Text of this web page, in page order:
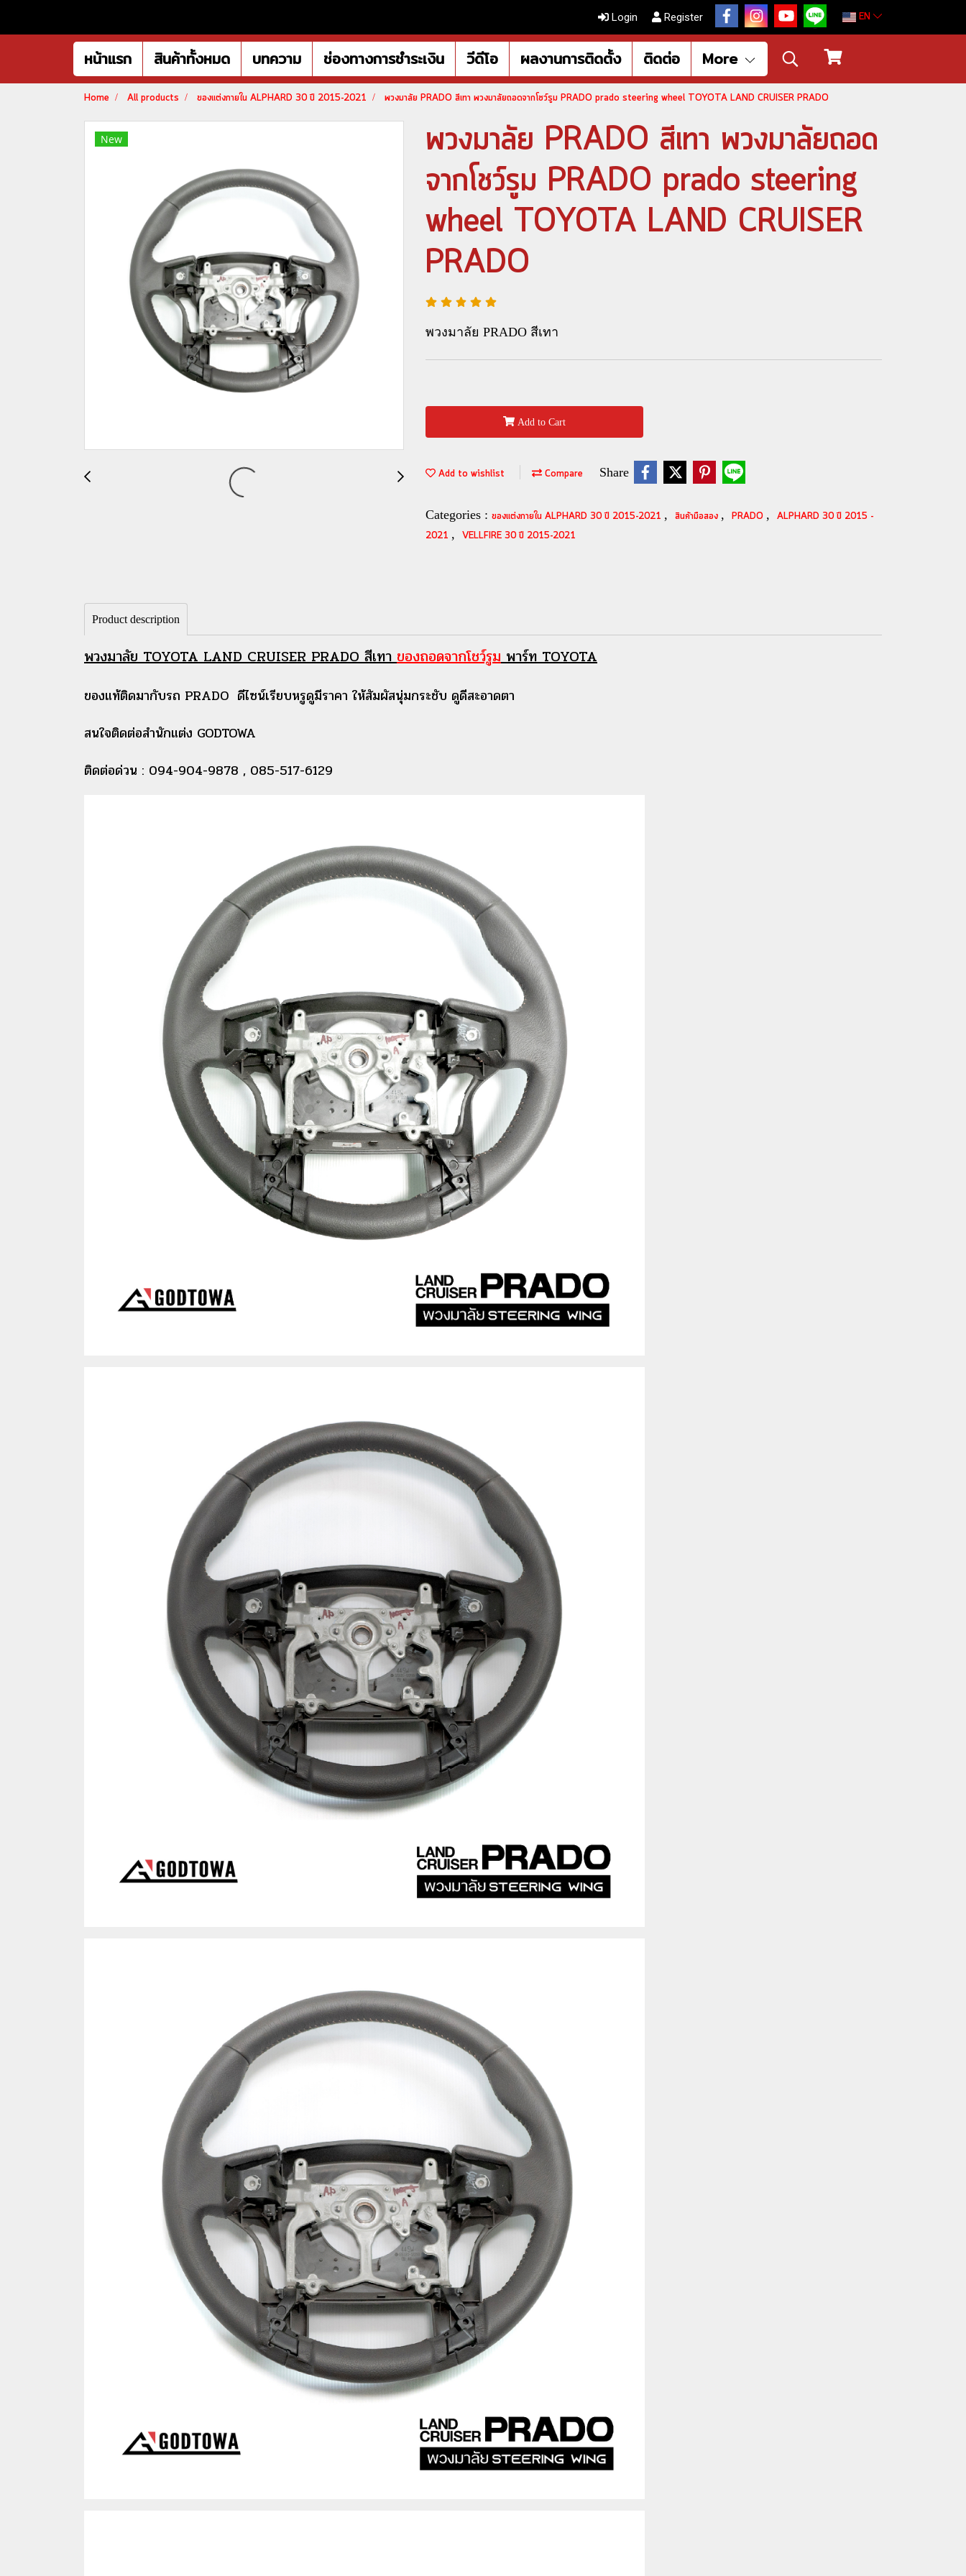
Login Register EN
หน้าแรก สินค้าทั้งหมด บทความ ช่องทางการชำระเงิน วีดีโอ ผลงานการติดตั้ง ติดต่อ More
Home All products ของแต่งภายใน ALPHARD 30 ปี 2015-2021 พวงมาลัย PRADO สีเทา พวงมาลัยถอดจากโชว์รูม PRADO prado steering wheel TOYOTA LAND CRUISER PRADO
New
พวงมาลัย PRADO สีเทา พวงมาลัยถอด
จากโชว์รูม PRADO prado steering
wheel TOYOTA LAND CRUISER
PRADO
พวงมาลัย PRADO สีเทา
Add to Cart
Add to wishlist Compare Share
Categories : ของแต่งภายใน ALPHARD 30 ปี 2015-2021 , สินค้ามือสอง , PRADO ,
ALPHARD 30 ปี 2015 -
2021 , VELLFIRE 30 ปี 2015-2021
Product description
พวงมาลัย TOYOTA LAND CRUISER PRADO สีเทาของถอดจากโชว์รูมพาร์ท TOYOTA
ของแท้ติดมากับรถ PRADO ดีไซน์เรียบหรูดูมีราคา ให้สัมผัสนุ่มกระชับ ดูดีสะอาดตา
สนใจติดต่อสำนักแต่ง GODTOWA
ติดต่อด่วน : 094-904-9878 , 085-517-6129